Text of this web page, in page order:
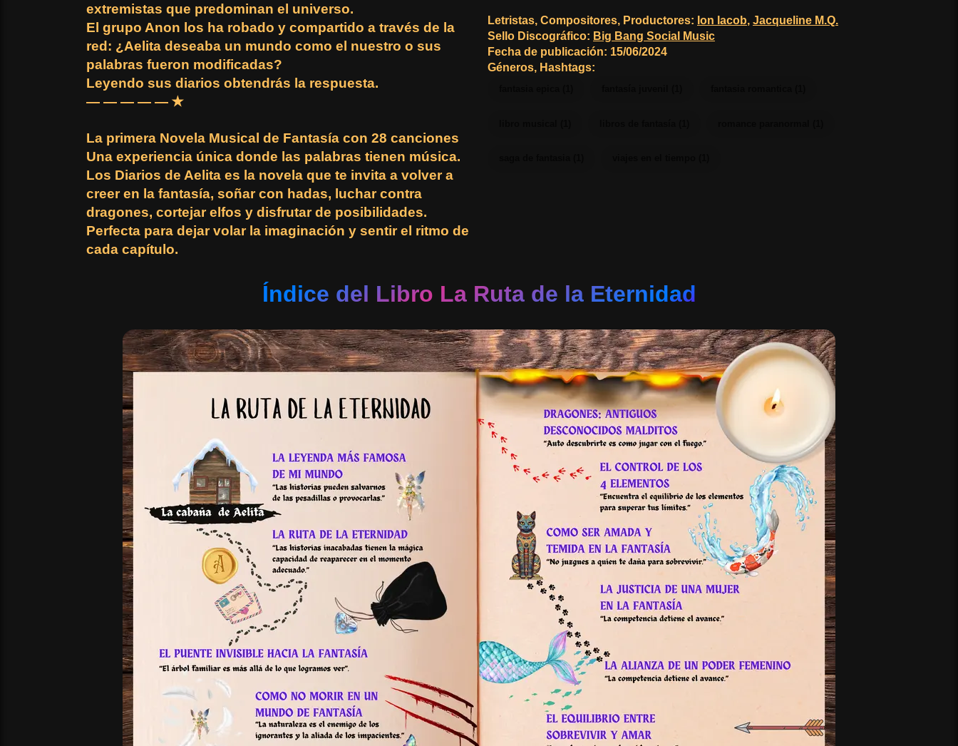
extremistas que predominan el universo.
El grupo Anon los ha robado y compartido a través de la
red: ¿Aelita deseaba un mundo como el nuestro o sus
palabras fueron modificadas?
Leyendo sus diarios obtendrás la respuesta.
— — — — — ✭
La primera Novela Musical de Fantasía con 28 canciones
Una experiencia única donde las palabras tienen música.
Los Diarios de Aelita es la novela que te invita a volver a
creer en la fantasía, soñar con hadas, luchar contra
dragones, cortejar elfos y disfrutar de posibilidades.
Perfecta para dejar volar la imaginación y sentir el ritmo de
cada capítulo.
Letristas, Compositores, Productores: Ion Iacob, Jacqueline M.Q.
Sello Discográfico: Big Bang Social Music
Fecha de publicación: 15/06/2024
Géneros, Hashtags:
Índice del Libro La Ruta de la Eternidad